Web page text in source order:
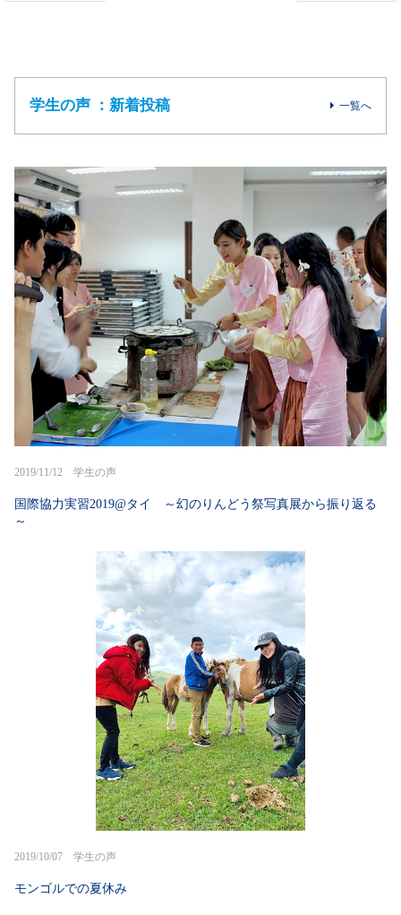
学生の声 ：新着投稿 一覧へ
2019/11/12 学生の声
国際協力実習2019@タイ ～幻のりんどう祭写真展から振り返る
～
2019/10/07 学生の声
モンゴルでの夏休み